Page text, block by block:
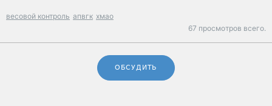
весовой контроль апвгк хмао
67 просмотров всего.
ОБСУДИТЬ